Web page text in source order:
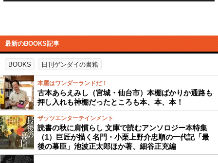
最新のBOOKS記事
BOOKS 日刊ゲンダイの書籍
本屋はワンダーランドだ！
古本あらえみし（宮城・仙台市）本棚ばかりか通路も
押し入れも神棚だったところも本、本、本！
ザッツエンターテインメント
読書の秋に肩慣らし 文庫で読むアンソロジー本特集
（1）巨匠が描く名門・小栗上野介忠順の一代記「最
後の幕臣」池波正太郎ほか著、細谷正充編